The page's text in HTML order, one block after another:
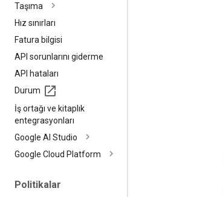
Taşıma
Hız sınırları
Fatura bilgisi
API sorunlarını giderme
API hataları
Durum
İş ortağı ve kitaplık
entegrasyonları
Google AI Studio
Google Cloud Platform
Politikalar